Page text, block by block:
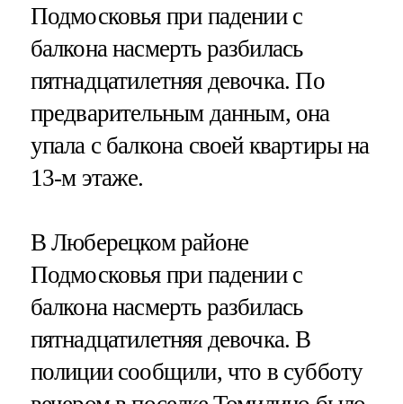
Подмосковья при падении с
балкона насмерть разбилась
пятнадцатилетняя девочка. По
предварительным данным, она
упала с балкона своей квартиры на
13-м этаже.
В Люберецком районе
Подмосковья при падении с
балкона насмерть разбилась
пятнадцатилетняя девочка. В
полиции сообщили, что в субботу